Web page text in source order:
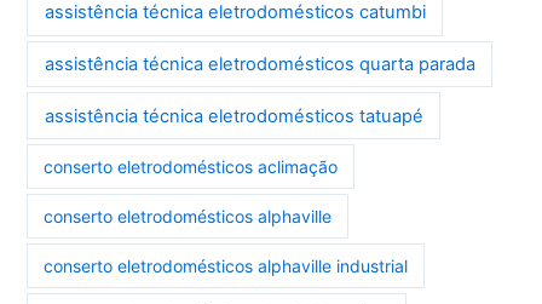
assistência técnica eletrodomésticos catumbi
assistência técnica eletrodomésticos quarta parada
assistência técnica eletrodomésticos tatuapé
conserto eletrodomésticos aclimação
conserto eletrodomésticos alphaville
conserto eletrodomésticos alphaville industrial